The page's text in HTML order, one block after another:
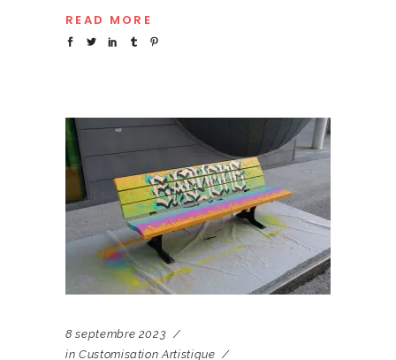
READ MORE
8 septembre 2023
in Customisation Artistique